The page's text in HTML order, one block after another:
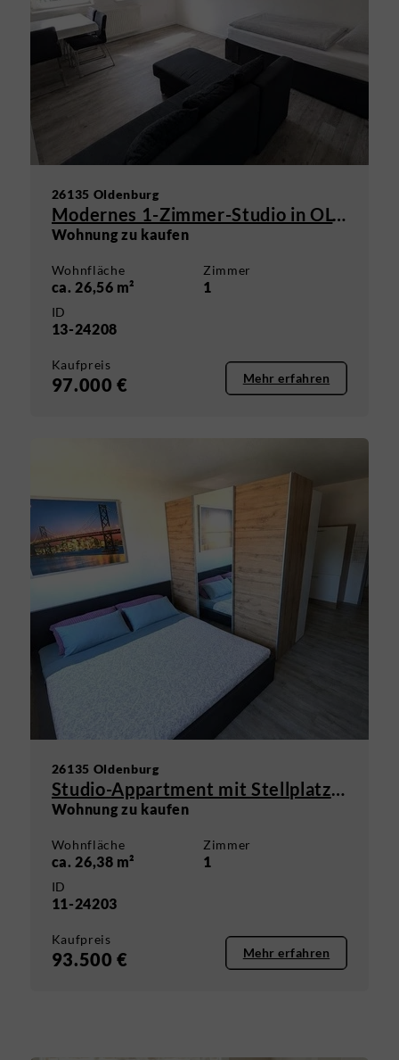
26135 Oldenburg
Modernes 1-Zimmer-Studio in OL-Osternburg
Wohnung zu kaufen
Wohnfläche
ca. 26,56 m²
Zimmer
1
ID
13-24208
Kaufpreis
97.000 € Mehr erfahren
26135 Oldenburg
Studio-Appartment mit Stellplatz in Oldenburg - Osternburg
Wohnung zu kaufen
Wohnfläche
ca. 26,38 m²
Zimmer
1
ID
11-24203
Kaufpreis
93.500 € Mehr erfahren